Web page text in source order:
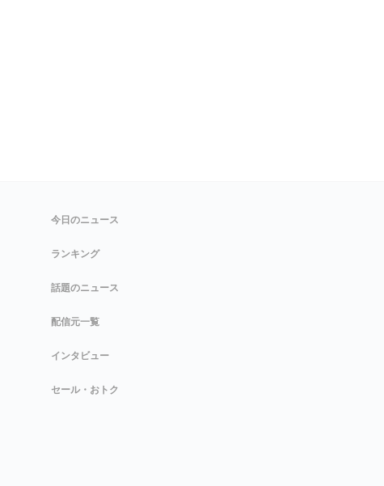
今日のニュース
ランキング
話題のニュース
配信元一覧
インタビュー
セール・おトク